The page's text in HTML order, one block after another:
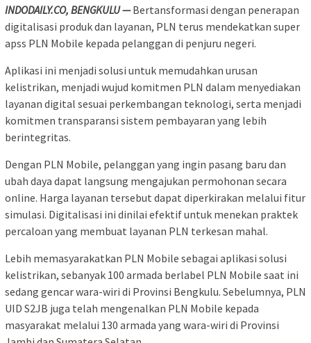
INDODAILY.CO, BENGKULU —Bertansformasi dengan penerapan
digitalisasi produk dan layanan, PLN terus mendekatkan super
apss PLN Mobile kepada pelanggan di penjuru negeri.
Aplikasi ini menjadi solusi untuk memudahkan urusan
kelistrikan, menjadi wujud komitmen PLN dalam menyediakan
layanan digital sesuai perkembangan teknologi, serta menjadi
komitmen transparansi sistem pembayaran yang lebih
berintegritas.
Dengan PLN Mobile, pelanggan yang ingin pasang baru dan
ubah daya dapat langsung mengajukan permohonan secara
online. Harga layanan tersebut dapat diperkirakan melalui fitur
simulasi. Digitalisasi ini dinilai efektif untuk menekan praktek
percaloan yang membuat layanan PLN terkesan mahal.
Lebih memasyarakatkan PLN Mobile sebagai aplikasi solusi
kelistrikan, sebanyak 100 armada berlabel PLN Mobile saat ini
sedang gencar wara-wiri di Provinsi Bengkulu. Sebelumnya, PLN
UID S2JB juga telah mengenalkan PLN Mobile kepada
masyarakat melalui 130 armada yang wara-wiri di Provinsi